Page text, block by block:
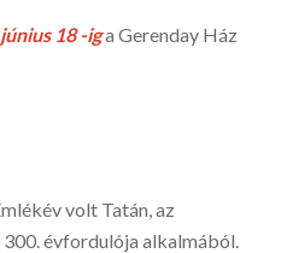
18 -iga Gerenday Ház
volt Tatán, az
évfordulója alkalmából.